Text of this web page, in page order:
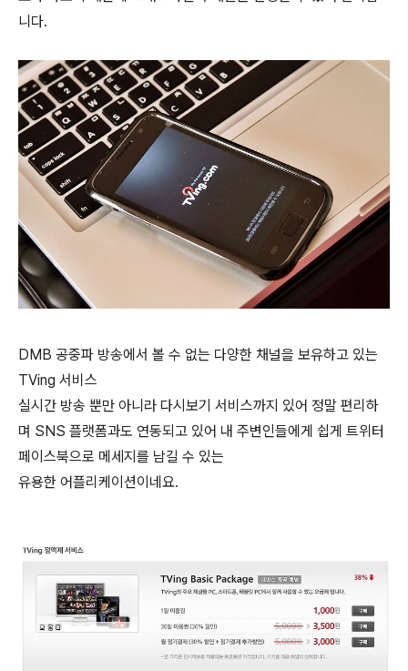
니다.
DMB 공중파 방송에서 볼 수 없는 다양한 채널을 보유하고 있는
TVing 서비스
실시간 방송 뿐만 아니라 다시보기 서비스까지 있어 정말 편리하
며 SNS 플랫폼과도 연동되고 있어 내 주변인들에게 쉽게 트위터
페이스북으로 메세지를 남길 수 있는
유용한 어플리케이션이네요.